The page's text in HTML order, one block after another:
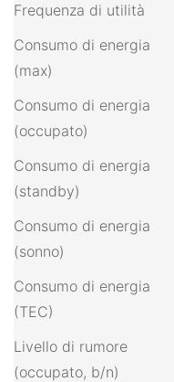
Frequenza di utilità
Consumo di energia
(max)
Consumo di energia
(occupato)
Consumo di energia
(standby)
Consumo di energia
(sonno)
Consumo di energia
(TEC)
Livello di rumore
(occupato, b/n)